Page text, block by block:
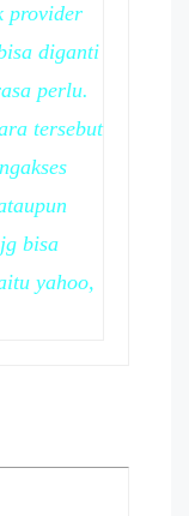
provider
diganti
perlu.
tersebut
bisa
yahoo,